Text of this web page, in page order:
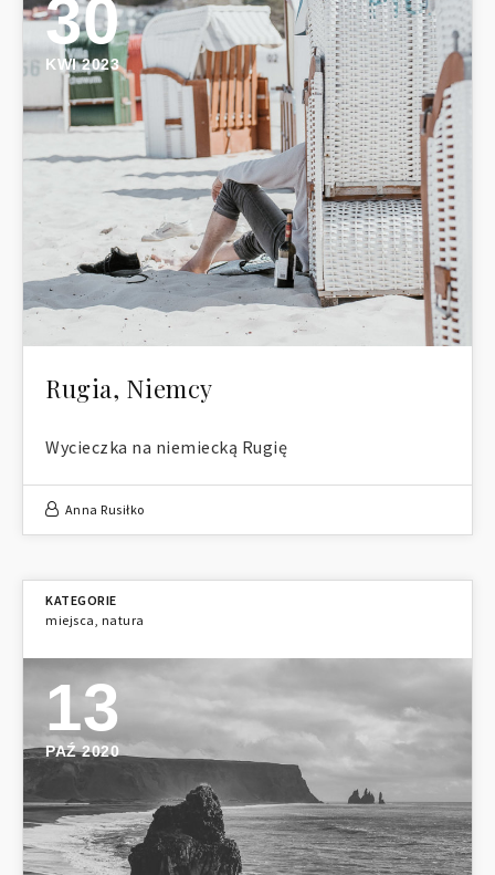
30
KWI 2023
Rugia, Niemcy
Wycieczka na niemiecką Rugię
Anna Rusiłko
miejsca natura
13
PAŹ 2020